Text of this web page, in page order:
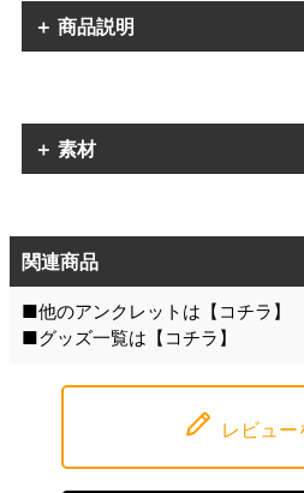
＋ 商品説明
＋ 素材
関連商品
■他のアンクレットは【 コチラ 】
■グッズ一覧は【 コチラ 】
レビュー